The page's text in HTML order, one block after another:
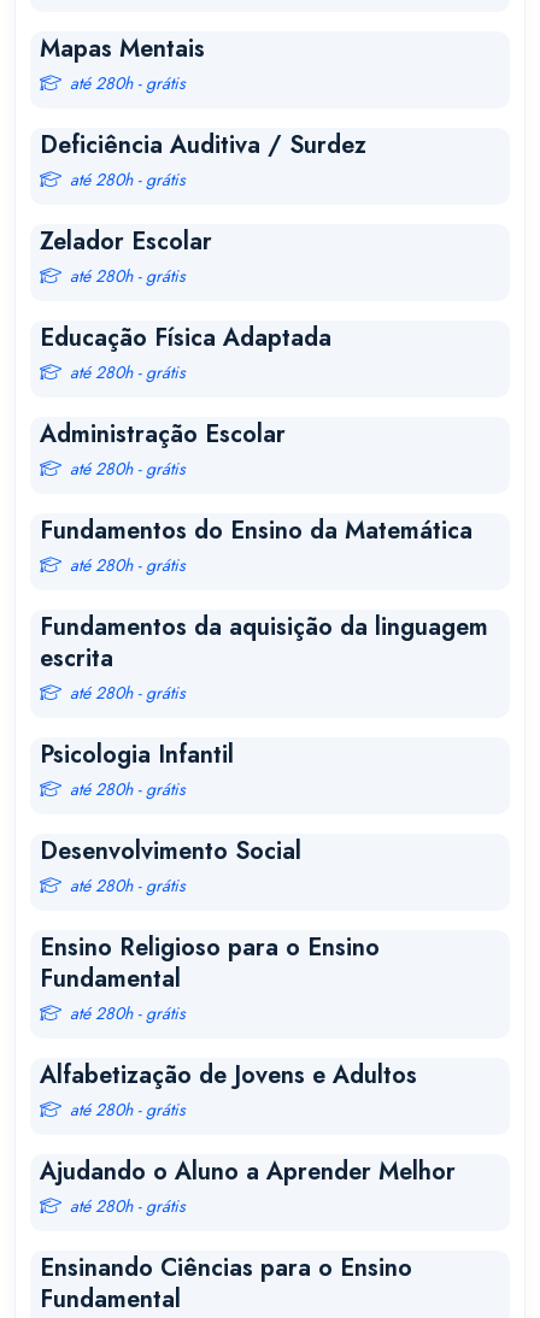
Mapas Mentais
até 280h - grátis
Deficiência Auditiva / Surdez
até 280h - grátis
Zelador Escolar
até 280h - grátis
Educação Física Adaptada
até 280h - grátis
Administração Escolar
até 280h - grátis
Fundamentos do Ensino da Matemática
até 280h - grátis
Fundamentos da aquisição da linguagem
escrita
até 280h - grátis
Psicologia Infantil
até 280h - grátis
Desenvolvimento Social
até 280h - grátis
Ensino Religioso para o Ensino
Fundamental
até 280h - grátis
Alfabetização de Jovens e Adultos
até 280h - grátis
Ajudando o Aluno a Aprender Melhor
até 280h - grátis
Ensinando Ciências para o Ensino
Fundamental